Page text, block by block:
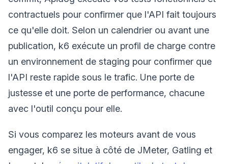
contractuels pour confirmer que l'API fait toujours
ce qu'elle doit. Selon un calendrier ou avant une
publication, k6 exécute un profil de charge contre
un environnement de staging pour confirmer que
l'API reste rapide sous le trafic. Une porte de
justesse et une porte de performance, chacune
avec l'outil conçu pour elle.
Si vous comparez les moteurs avant de vous
engager, k6 se situe à côté de JMeter, Gatling et